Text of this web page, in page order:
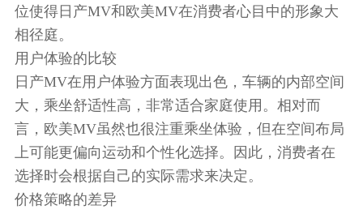
位使得日产MV和欧美MV在消费者心目中的形象大
相径庭。
用户体验的比较
日产MV在用户体验方面表现出色，车辆的内部空间
大，乘坐舒适性高，非常适合家庭使用。相对而
言，欧美MV虽然也很注重乘坐体验，但在空间布局
上可能更偏向运动和个性化选择。因此，消费者在
选择时会根据自己的实际需求来决定。
价格策略的差异